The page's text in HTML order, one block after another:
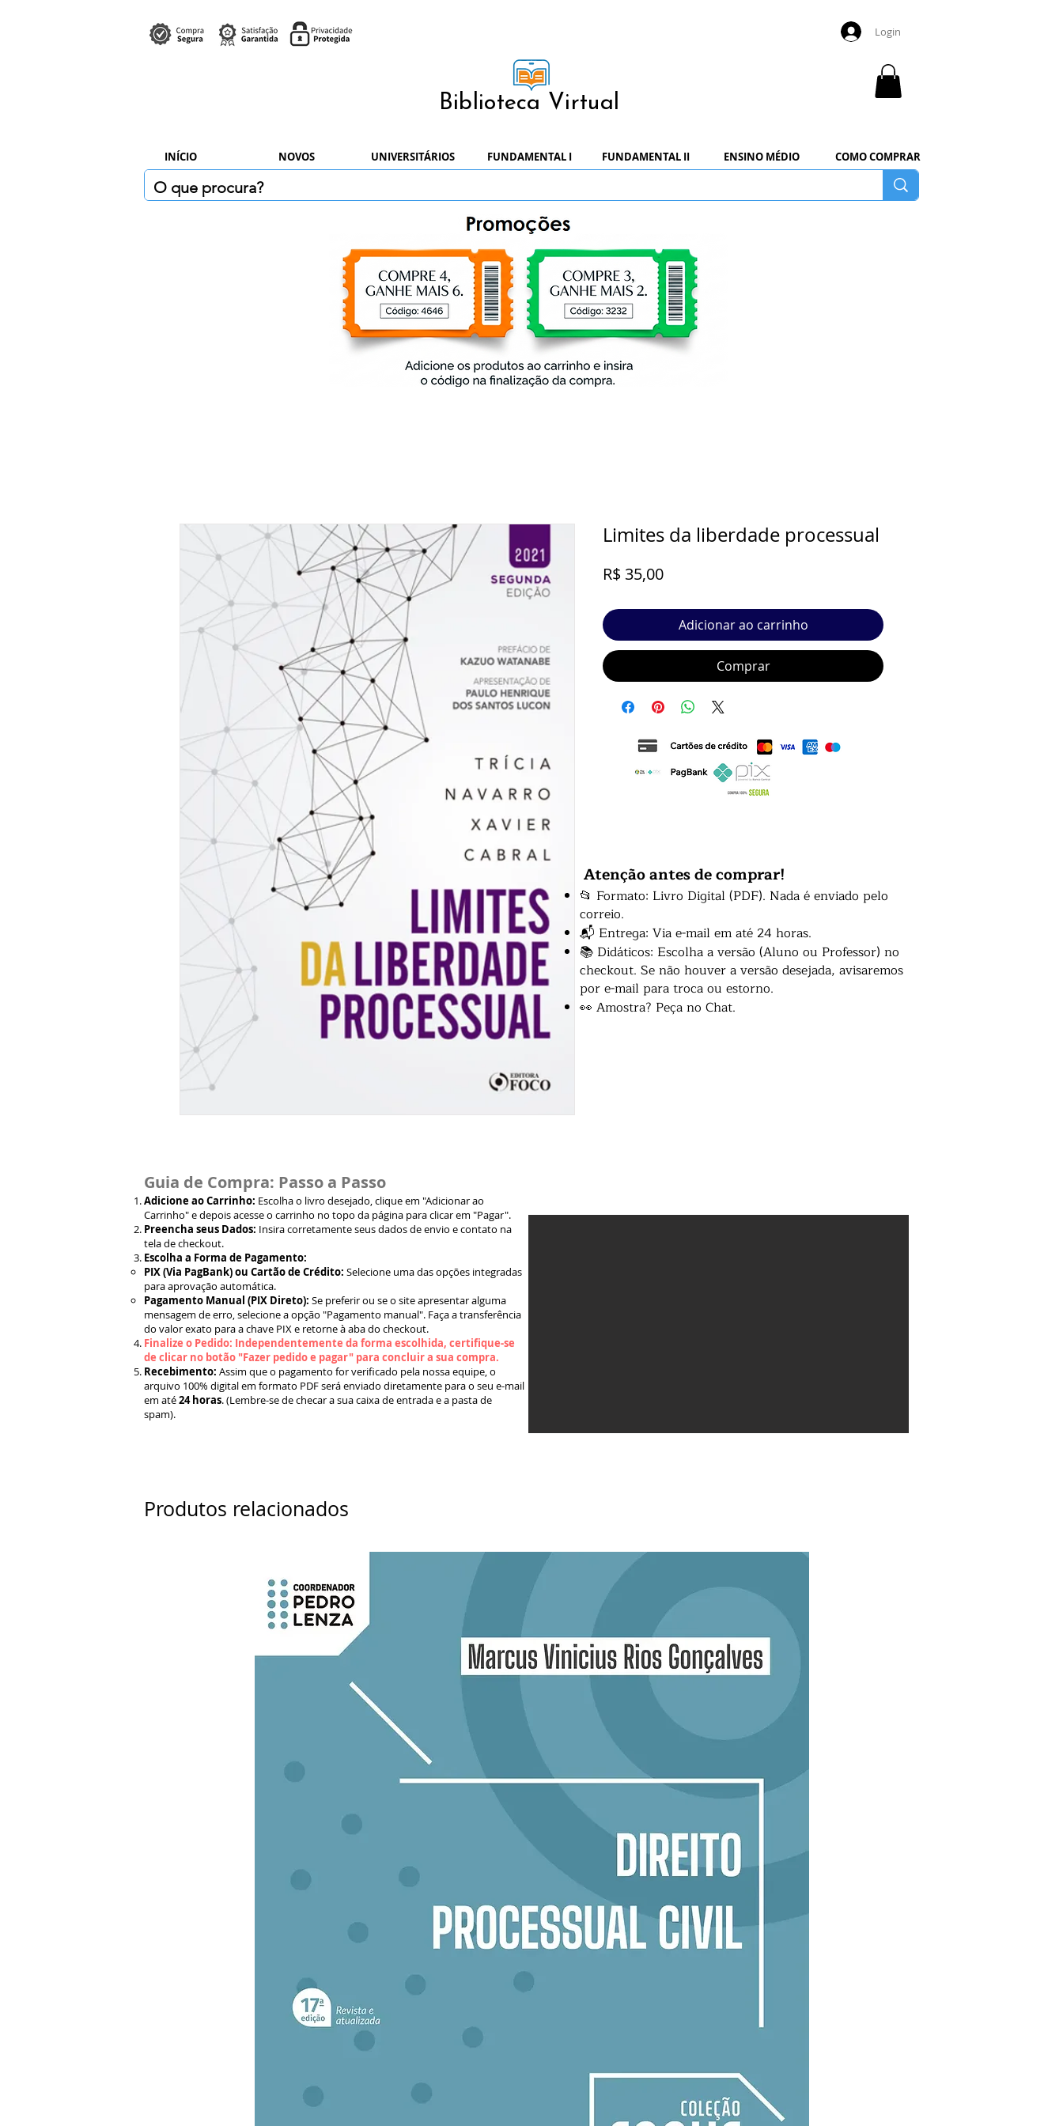
Login
Biblioteca Virtual
INÍCIO NOVOS UNIVERSITÁRIOS FUNDAMENTAL I FUNDAMENTAL II ENSINO MÉDIO COMO COMPRAR
Limites da liberdade processual
R$ 35,00Preço
Adicionar ao carrinho
Comprar
Atenção antes de comprar!
📂 Formato: Livro Digital (PDF). Nada é enviado pelo
correio.
📬 Entrega: Via e-mail em até 24 horas.
📚 Didáticos: Escolha a versão (Aluno ou Professor) no
checkout. Se não houver a versão desejada, avisaremos
por e-mail para troca ou estorno.
👀 Amostra? Peça no Chat.
Guia de Compra: Passo a Passo
Adicione ao Carrinho: Escolha o livro desejado, clique em "Adicionar ao
Carrinho" e depois acesse o carrinho no topo da página para clicar em "Pagar".
Preencha seus Dados: Insira corretamente seus dados de envio e contato na
tela de checkout.
Escolha a Forma de Pagamento:
PIX (Via PagBank) ou Cartão de Crédito: Selecione uma das opções integradas
para aprovação automática.
Pagamento Manual (PIX Direto): Se preferir ou se o site apresentar alguma
mensagem de erro, selecione a opção "Pagamento manual". Faça a transferência
do valor exato para a chave PIX e retorne à aba do checkout.
Finalize o Pedido: Independentemente da forma escolhida, certifique-se
de clicar no botão "Fazer pedido e pagar" para concluir a sua compra.
Recebimento: Assim que o pagamento for verificado pela nossa equipe, o
arquivo 100% digital em formato PDF será enviado diretamente para o seu e-mail
em até24 horas. (Lembre-se de checar a sua caixa de entrada e a pasta de
spam).
Produtos relacionados